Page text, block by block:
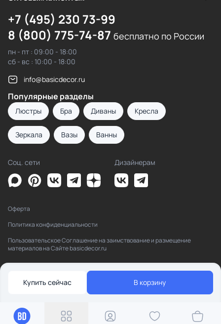
Купить сейчас В корзину
+7 (495) 230 73-99
8 (800) 775-74-87 бесплатно по России
пн - пт : 09:00 - 18:00
сб - вс : 10:00 - 18:00
info@basicdecor.ru
Популярные разделы
Люстры Бра Диваны Кресла
Зеркала Вазы Ванны
Соц. сети Дизайнерам
Оферта
Политика конфиденциальности
Пользовательское Соглашение на заимствование и размещение
материалов на Сайте basicdecor.ru